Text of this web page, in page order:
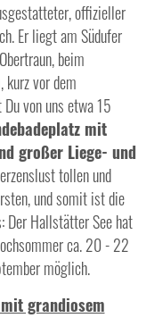
offizieller
Er liegt am Südufer
beim
kurz vor dem
von uns etwa 15
mit
großer Liege- und
tollen und
und somit ist die
Der Hallstätter See hat
ca. 20 - 22
möglich.
grandiosem